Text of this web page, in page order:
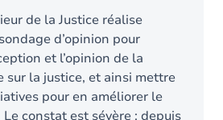
de la Justice réalise
d’opinion pour
et l’opinion de la
sur la justice, et ainsi mettre
pour en améliorer le
constat est sévère : depuis